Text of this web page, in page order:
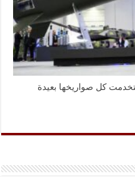
كل صواريخها بعيدة